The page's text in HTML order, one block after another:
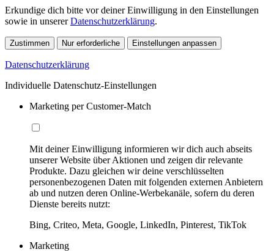
Erkundige dich bitte vor deiner Einwilligung in den Einstellungen
sowie in unsererDatenschutzerklärung.
Zustimmen Nur erforderliche Einstellungen anpassen
Datenschutzerklärung
Individuelle Datenschutz-Einstellungen
Marketing per Customer-Match
Mit deiner Einwilligung informieren wir dich auch abseits
unserer Website über Aktionen und zeigen dir relevante
Produkte. Dazu gleichen wir deine verschlüsselten
personenbezogenen Daten mit folgenden externen Anbietern
ab und nutzen deren Online-Werbekanäle, sofern du deren
Dienste bereits nutzt:
Bing, Criteo, Meta, Google, LinkedIn, Pinterest, TikTok
Marketing